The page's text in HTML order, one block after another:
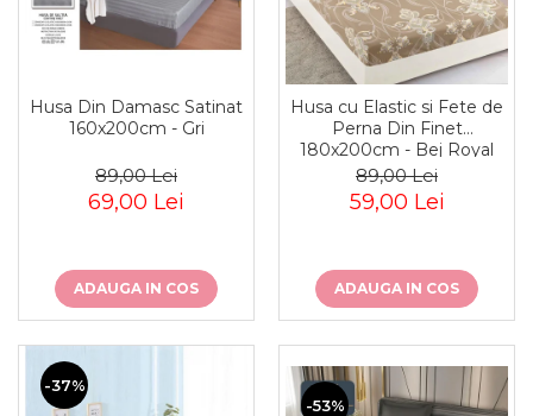
Husa Din Damasc Satinat
160x200cm - Gri
89,00 Lei
69,00 Lei
ADAUGA IN COS
Husa cu Elastic si Fete de
Perna Din Finet
180x200cm - Bej Royal
89,00 Lei
59,00 Lei
ADAUGA IN COS
-37%
-53%